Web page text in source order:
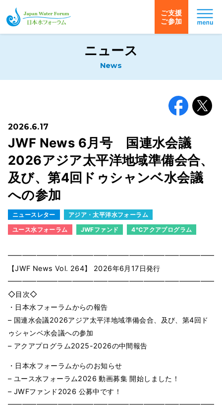
日本水フォーラム
ご支援
ご参加
ニュース
News
2026.6.17
JWF News 6月号 国連水会議
2026アジア太平洋地域準備会合、
及び、第4回ドゥシャンベ水会議
への参加
ニュースレター
アジア・太平洋水フォーラム
ユース水フォーラム
JWFファンド 4℃アクアプログラム
【JWF News Vol. 264】 2026年6月17日発⾏
◇⽬次◇
・日本水フォーラムからの報告
– 国連水会議2026アジア太平洋地域準備会合、及び、第4回ド
ゥシャンベ水会議への参加
– アクアプログラム2025-2026の中間報告
・日本水フォーラムからのお知らせ
– ユース水フォーラム2026 動画募集 開始しました！
– JWFファンド2026 公募中です！